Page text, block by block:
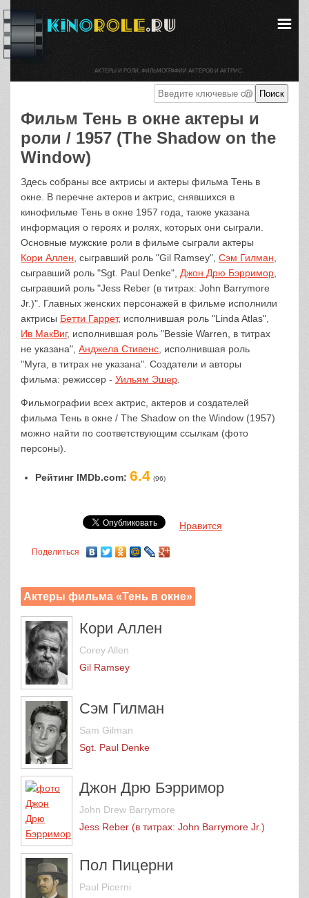
Фильм Тень в окне актеры и
роли / 1957 (The Shadow on the
Window)
Здесь собраны все актрисы и актеры фильма Тень в
окне. В перечне актеров и актрис, снявшихся в
кинофильме Тень в окне 1957 года, также указана
информация о героях и ролях, которых они сыграли.
Основные мужские роли в фильме сыграли актеры
Кори Аллен , сыгравший роль "Gil Ramsey", Сэм Гилман
сыгравший роль "Sgt. Paul Denke", Джон Дрю Бэрримор
сыгравший роль "Jess Reber (в титрах: John Barrymore
Jr.)". Главных женских персонажей в фильме исполнили
актрисы Бетти Гаррет, исполнившая роль "Linda Atlas",
Ив МакВиг, исполнившая роль "Bessie Warren, в титрах
не указана", Анджела Стивенс , исполнившая роль
"Myra, в титрах не указана". Создатели и авторы
фильма: режиссер - Уильям Эшер
Фильмографии всех актрис, актеров и создателей
фильма Тень в окне / The Shadow on the Window (1957)
можно найти по соответствующим ссылкам (фото
персоны).
Рейтинг IMDb.com: 6.4 (96)
Нравится
Поделиться
Актеры фильма «Тень в окне»
Кори Аллен
Corey Allen
Gil Ramsey
Сэм Гилман
Sam Gilman
Sgt. Paul Denke
Джон Дрю Бэрримор
John Drew Barrymore
Jess Reber (в титрах: John Barrymore Jr.)
Пол Пицерни
Paul Picerni
АКТЕРЫ И РОЛИ. ФИЛЬМОГРАФИИ АКТЕРОВ И АКТРИС.